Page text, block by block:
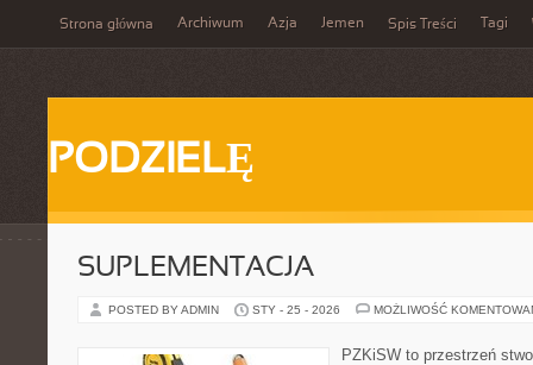
Strona główna Archiwum Azja Jemen Spis Treści Tagi
PODZIELĘ
SUPLEMENTACJA
POSTED BY ADMIN STY - 25 - 2026 MOŻLIWOŚĆ
PZKiSW to przestrzeń